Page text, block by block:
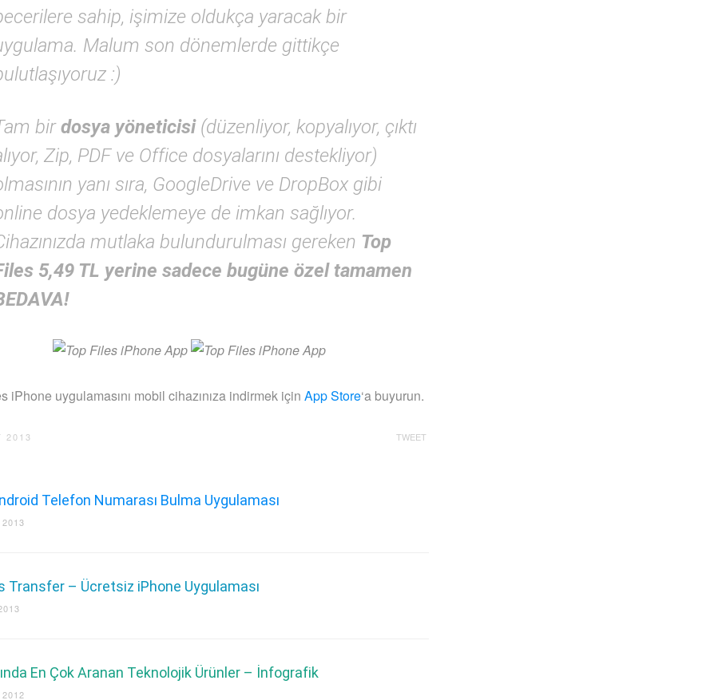
sahip, işimize oldukça yaracak bir
Malum son dönemlerde gittikçe
:)
birdosya yöneticisi(düzenliyor, kopyalıyor, çıktı
Zip, PDF ve Office dosyalarını destekliyor)
yanı sıra, GoogleDrive ve DropBox gibi
dosya yedeklemeye de imkan sağlıyor.
mutlaka bulundurulması gereken Top
5,49 TL yerine sadece bugüne özel tamamen
iPhone uygulamasını mobil cihazınıza indirmek için App Store‘a buyurun.
2013 TWEET
Telefon Numarası Bulma Uygulaması
Transfer – Ücretsiz iPhone Uygulaması
En Çok Aranan Teknolojik Ürünler – İnfografik